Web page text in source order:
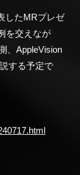
したMRプレゼ
を交えなが
、AppleVision
する予定で